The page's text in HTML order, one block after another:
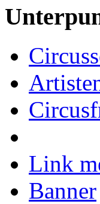
Link
Banner